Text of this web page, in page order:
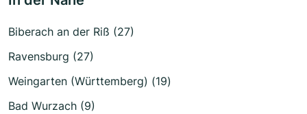
Biberach an der Riß (27)
Ravensburg (27)
Weingarten (Württemberg) (19)
Bad Wurzach (9)